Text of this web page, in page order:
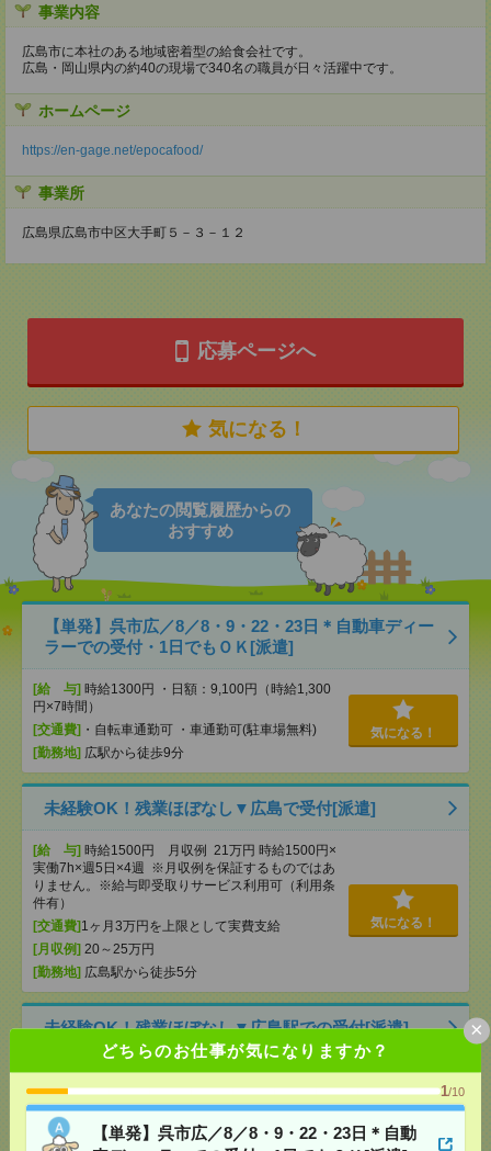
どちらのお仕事が気になりますか？
1/10
【単発】呉市広／8／8・9・22・23日＊自動
×
事業内容
広島市に本社のある地域密着型の給食会社です。
広島・岡山県内の約40の現場で340名の職員が日々活躍中です。
ホームページ
https://en-gage.net/epocafood/
事業所
広島県広島市中区大手町５－３－１２
応募ページへ
気になる！
あなたの閲覧履歴からの
おすすめ
【単発】呉市広／8／8・9・22・23日＊自動車ディー
ラーでの受付・1日でもＯＫ[派遣]
[給 与] 時給1300円 ・日額：9,100円（時給1,300
円×7時間）
[交通費] ・自転車通勤可 ・車通勤可(駐車場無料)
[勤務地] 広駅から徒歩9分
気になる！
未経験OK！残業ほぼなし▼広島で受付[派遣]
[給 与] 時給1500円 月収例 21万円 時給1500円×
実働7h×週5日×4週 ※月収例を保証するものではあ
りません。※給与即受取りサービス利用可（利用条
件有）
[交通費]1ヶ月3万円を上限として実費支給
[月収例] 20～25万円
[勤務地] 広島駅から徒歩5分
気になる！
未経験OK！残業ほぼなし▼広島駅での受付[派遣]
[給 与]時給1400円 月収例 21万円 時給1400円×
実働7h30m×週5日×4週+残業5h ※月収例を保証す
るものではありません。※給与即受取りサービス利
用可（利用条件有）
[交通費]
1ヶ月3万円を上限として実費支給 気になる！